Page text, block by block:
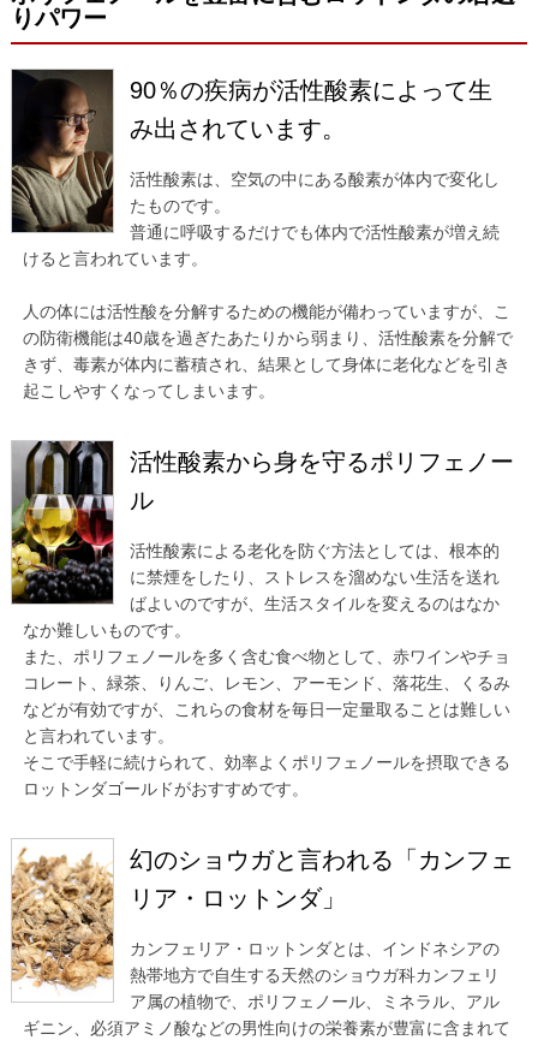
りパワー
90％の疾病が活性酸素によって生
み出されています。
活性酸素は、空気の中にある酸素が体内で変化し
たものです。
普通に呼吸するだけでも体内で活性酸素が増え続
けると言われています。
人の体には活性酸を分解するための機能が備わっていますが、こ
の防衛機能は40歳を過ぎたあたりから弱まり、活性酸素を分解で
きず、毒素が体内に蓄積され、結果として身体に老化などを引き
起こしやすくなってしまいます。
活性酸素から身を守るポリフェノー
ル
活性酸素による老化を防ぐ方法としては、根本的
に禁煙をしたり、ストレスを溜めない生活を送れ
ばよいのですが、生活スタイルを変えるのはなか
なか難しいものです。
また、ポリフェノールを多く含む食べ物として、赤ワインやチョ
コレート、緑茶、りんご、レモン、アーモンド、落花生、くるみ
などが有効ですが、これらの食材を毎日一定量取ることは難しい
と言われています。
そこで手軽に続けられて、効率よくポリフェノールを摂取できる
ロットンダゴールドがおすすめです。
幻のショウガと言われる「カンフェ
リア・ロットンダ」
カンフェリア・ロットンダとは、インドネシアの
熱帯地方で自生する天然のショウガ科カンフェリ
ア属の植物で、ポリフェノール、ミネラル、アル
ギニン、必須アミノ酸などの男性向けの栄養素が豊富に含まれて